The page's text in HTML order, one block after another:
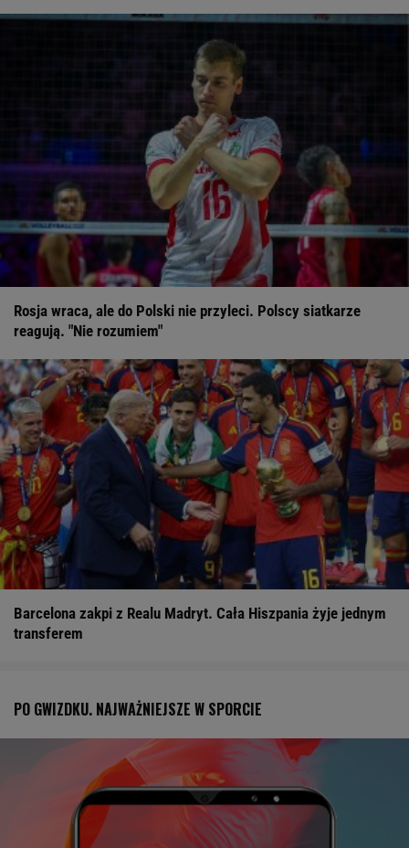
Rosja wraca, ale do Polski nie przyleci. Polscy siatkarze
reagują. "Nie rozumiem"
Barcelona zakpi z Realu Madryt. Cała Hiszpania żyje jednym
transferem